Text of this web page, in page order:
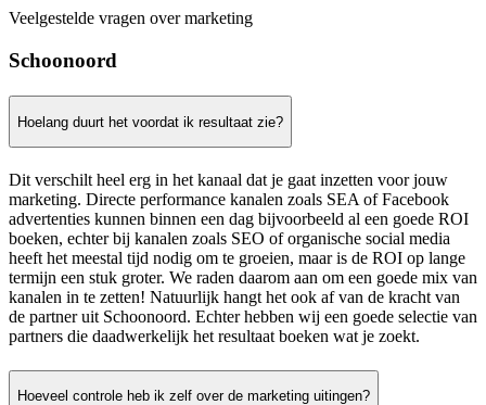
Veelgestelde vragen over marketing
Schoonoord
Hoelang duurt het voordat ik resultaat zie?
Dit verschilt heel erg in het kanaal dat je gaat inzetten voor jouw
marketing. Directe performance kanalen zoals SEA of Facebook
advertenties kunnen binnen een dag bijvoorbeeld al een goede ROI
boeken, echter bij kanalen zoals SEO of organische social media
heeft het meestal tijd nodig om te groeien, maar is de ROI op lange
termijn een stuk groter. We raden daarom aan om een goede mix van
kanalen in te zetten! Natuurlijk hangt het ook af van de kracht van
de partner uit Schoonoord. Echter hebben wij een goede selectie van
partners die daadwerkelijk het resultaat boeken wat je zoekt.
Hoeveel controle heb ik zelf over de marketing uitingen?